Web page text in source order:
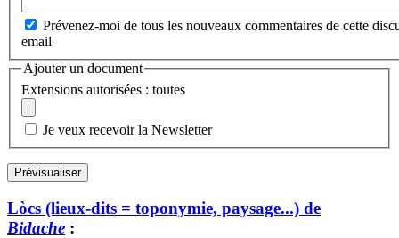
Prévenez-moi de tous les nouveaux commentaires de cette
email
Ajouter un document
Extensions autorisées : toutes
Je veux recevoir la Newsletter
Lòcs (lieux-dits = toponymie, paysage...) de
Bidache :